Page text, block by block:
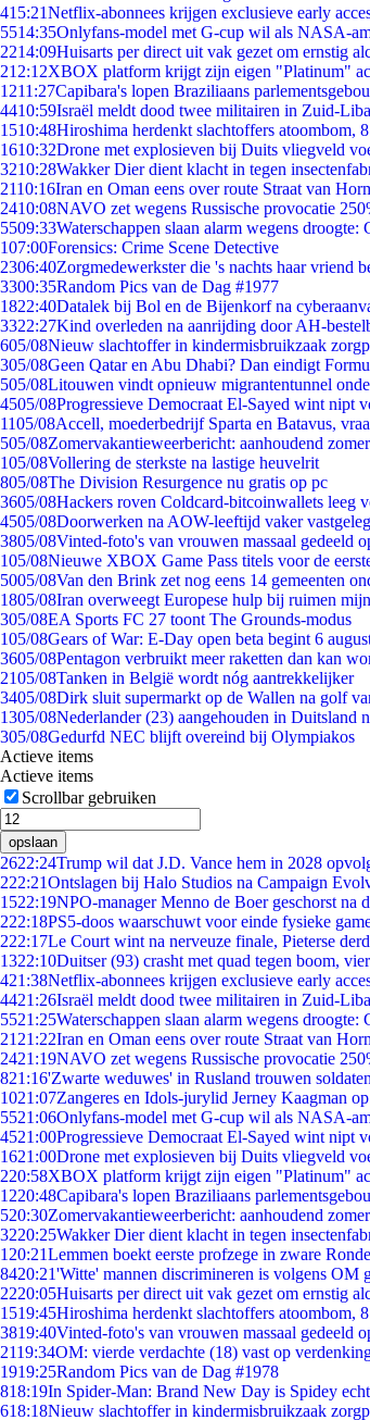
415:21Netflix-abonnees krijgen exclusieve early
5514:35Onlyfans-model met G-cup wil als NASA-
2214:09Huisarts per direct uit vak gezet om ernstig
212:12XBOX platform krijgt zijn eigen "Platinum"
1211:27Capibara's lopen Braziliaans
4410:59Israël meldt dood twee militairen in Zuid-
1510:48Hiroshima herdenkt slachtoffers atoombom,
1610:32Drone met explosieven bij Duits vliegveld
3210:28Wakker Dier dient klacht in tegen
2110:16Iran en Oman eens over route Straat van
2410:08NAVO zet wegens Russische provocatie
5509:33Waterschappen slaan alarm wegens droogte:
107:00Forensics: Crime Scene Detective
2306:40Zorgmedewerkster die 's nachts haar vriend
3300:35Random Pics van de Dag #1977
1822:40Datalek bij Bol en de Bijenkorf na
3322:27Kind overleden na aanrijding door AH-
605/08Nieuw slachtoffer in kindermisbruikzaak
305/08Geen Qatar en Abu Dhabi? Dan eindigt
505/08Litouwen vindt opnieuw migrantentunnel
4505/08Progressieve Democraat El-Sayed wint nipt
1105/08Accell, moederbedrijf Sparta en Batavus,
505/08Zomervakantieweerbericht: aanhoudend
105/08Vollering de sterkste na lastige heuvelrit
805/08The Division Resurgence nu gratis op pc
3605/08Hackers roven Coldcard-bitcoinwallets leeg
4505/08Doorwerken na AOW-leeftijd vaker
3805/08Vinted-foto's van vrouwen massaal gedeeld
105/08Nieuwe XBOX Game Pass titels voor de
5005/08Van den Brink zet nog eens 14 gemeenten
1805/08Iran overweegt Europese hulp bij ruimen
305/08EA Sports FC 27 toont The Grounds-modus
105/08Gears of War: E-Day open beta begint 6
3605/08Pentagon verbruikt meer raketten dan kan
2105/08Tanken in België wordt nóg aantrekkelijker
3405/08Dirk sluit supermarkt op de Wallen na golf
1305/08Nederlander (23) aangehouden in Duitsland
305/08Gedurfd NEC blijft overeind bij Olympiakos
Actieve items
Actieve items
Scrollbar gebruiken
opslaan
2622:24Trump wil dat J.D. Vance hem in 2028
222:21Ontslagen bij Halo Studios na Campaign
1522:19NPO-manager Menno de Boer geschorst na
222:18PS5-doos waarschuwt voor einde fysieke
222:17Le Court wint na nerveuze finale, Pieterse
1322:10Duitser (93) crasht met quad tegen boom,
421:38Netflix-abonnees krijgen exclusieve early
4421:26Israël meldt dood twee militairen in Zuid-
5521:25Waterschappen slaan alarm wegens droogte:
21 21:22Iran en Oman eens over route Straat van
2421:19NAVO zet wegens Russische provocatie
821:16'Zwarte weduwes' in Rusland trouwen
1021:07Zangeres en Idols-jurylid Jerney Kaagman
5521:06Onlyfans-model met G-cup wil als NASA-
4521:00Progressieve Democraat El-Sayed wint nipt
1621:00Drone met explosieven bij Duits vliegveld
220:58XBOX platform krijgt zijn eigen "Platinum"
1220:48Capibara's lopen Braziliaans
520:30Zomervakantieweerbericht: aanhoudend
3220:25Wakker Dier dient klacht in tegen
1 20:21Lemmen boekt eerste profzege in zware
8420:21'Witte' mannen discrimineren is volgens OM
2220:05Huisarts per direct uit vak gezet om ernstig
1519:45Hiroshima herdenkt slachtoffers atoombom,
3819:40Vinted-foto's van vrouwen massaal gedeeld
2119:34OM: vierde verdachte (18) vast op
1919:25Random Pics van de Dag #1978
818:19In Spider-Man: Brand New Day is Spidey
618:18Nieuw slachtoffer in kindermisbruikzaak